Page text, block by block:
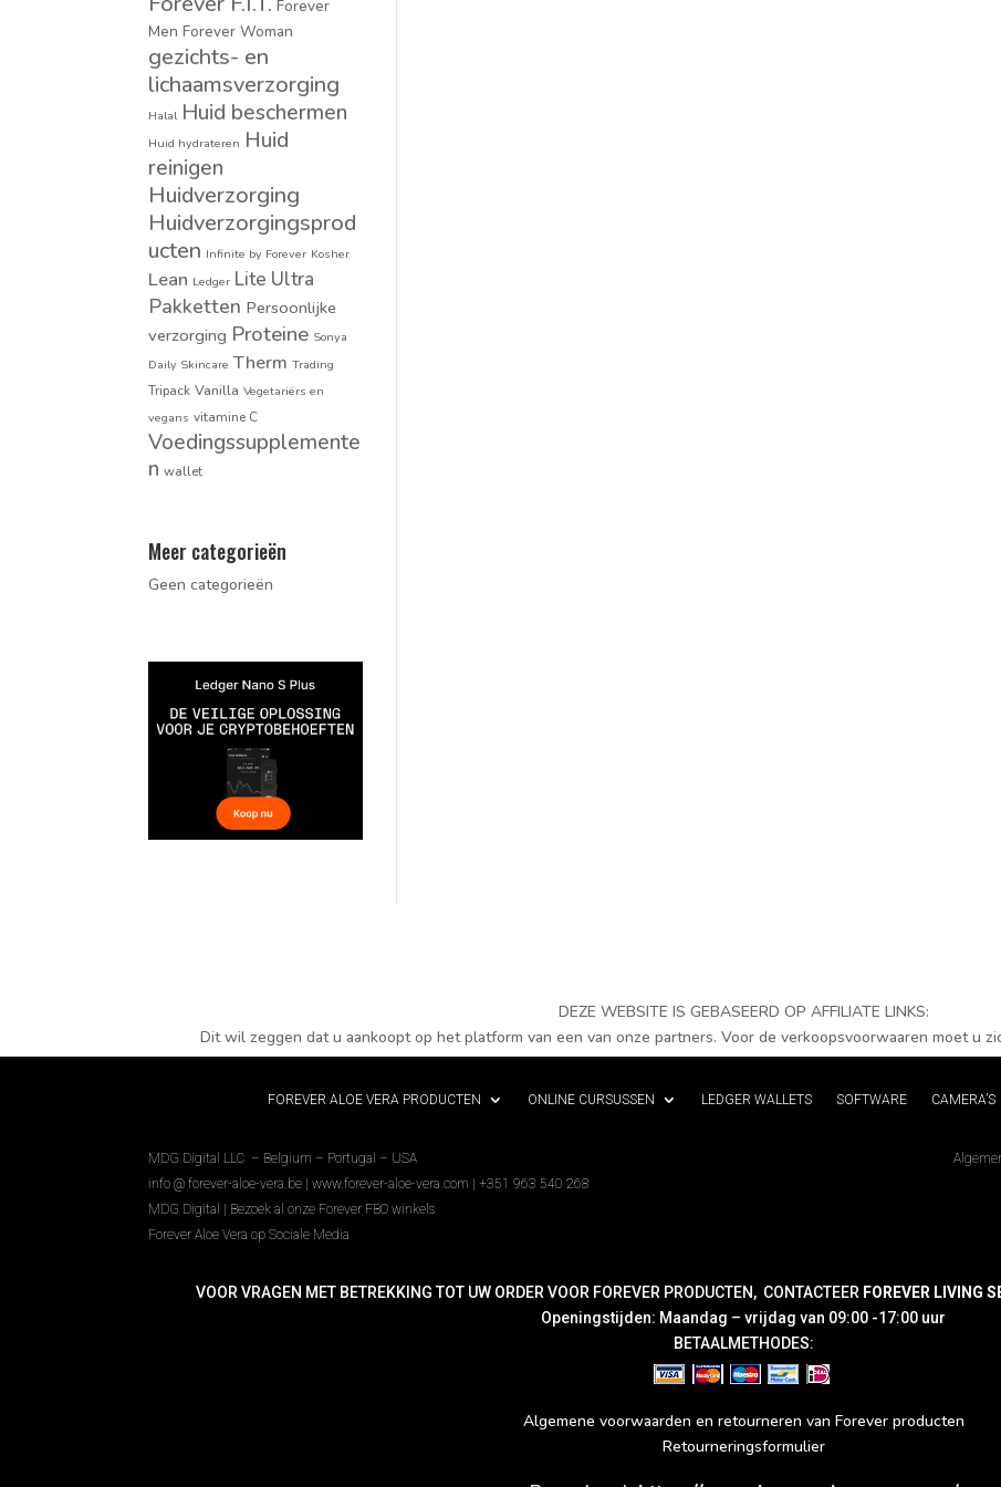
Forever
Men Forever Woman
gezichts- en
lichaamsverzorging
Halal Huid beschermen
Huid hydrateren Huid
reinigen
Huidverzorging
Huidverzorgingsprod
ucten Infinite by Forever Kosher
Lean Ledger Lite Ultra
Pakketten Persoonlijke
verzorging Proteine Sonya
Daily Skincare Therm Trading
Tripack Vanilla Vegetariërs en
vegans vitamine C
Voedingssupplemente
n wallet
Meer categorieën
Geen categorieën
DEZE WEBSITE IS GEBASEERD OP AFFILIATE LINKS:
Dit wil zeggen dat u aankoopt op het platform van een van onze partners. Voor de verkoopsvoorwaaren moet u
FOREVER ALOE VERA PRODUCTEN ONLINE CURSUSSEN LEDGER WALLETS SOFTWARE CAMERA’S
MDG Digital LLC – Belgium – Portugal – USA
info @ forever-aloe-vera.be |www.forever-aloe-vera.com | +351 963 540 268
MDG Digital
Bezoek al onze Forever FBO winkels
Forever Aloe Vera op Sociale Media
VOOR VRAGEN MET BETREKKING TOT UW ORDER VOOR FOREVER PRODUCTEN, CONTACTEER FOREVER LIVING
Openingstijden: Maandag – vrijdag van 09:00 -17:00 uur
BETAALMETHODES:
Algemene voorwaarden en retourneren van Forever producten
Retourneringsformulier